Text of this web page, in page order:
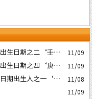
生日期之二‘壬子’
11/09
生日期之四‘庚子’
11/09
期出生人之一‘戊
11/08
11/09